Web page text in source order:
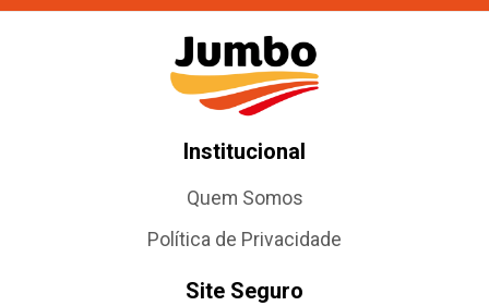
Institucional
Quem Somos
Política de Privacidade
Site Seguro